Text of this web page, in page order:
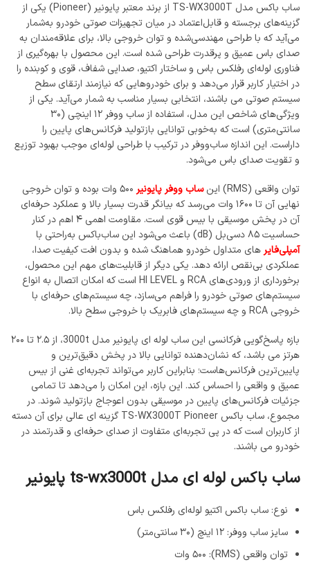
ساب باکس مدل TS-WX3000T از برند معتبر پایونیر (Pioneer) یکی از
گزینه‌های برجسته و قابل‌اعتماد در میان تجهیزات صوتی خودرو به‌شمار
می‌آید که با طراحی مهندسی‌شده و توان خروجی بالا، برای علاقه‌مندان به
صدای باس عمیق و پرقدرت طراحی شده است. این محصول با بهره‌گیری از
فناوری لوله‌ای رفلکس باس و ساختار اکتیو، صدایی شفاف، قوی و کوبنده را
در اختیار کاربر قرار می‌دهد و برای خودروهایی که نیازمند ارتقای سطح
سیستم صوتی می باشند، انتخابی بسیار مناسب به شمار می‌آید. یکی از
ویژگی‌های شاخص این مدل، استفاده از ساب ووفر ۱۲ اینچی (۳۰
سانتی‌متری) است که به‌خوبی توانایی بازتولید فرکانس‌های پایین را
داراست. این اندازه ساب‌ووفر در ترکیب با طراحی لوله‌ای موجب بهبود توزیع
و تقویت صدای باس می‌شود.
توان واقعی (RMS) این
ساب ووفر پایونیر
۵۰۰ وات بوده و توان خروجی
نهایی آن تا ۱۶۰۰ وات می‌رسد که بیانگر قدرت بسیار بالا و عملکرد حرفه‌ای
آن در پخش موسیقی با بیس قوی است. مقاومت اهمی ۴ اهم در کنار
حساسیت ۸۵ دسی‌بل (dB) باعث می‌شود این ساب‌باکس به‌راحتی با
آمپلی‌فایرهای متداول خودرو هماهنگ شده و بدون افت کیفیت صدا،
عملکردی بی‌نقص ارائه دهد. یکی دیگر از قابلیت‌های مهم این محصول،
برخورداری از ورودی‌های RCA و HI LEVEL است که امکان اتصال به انواع
سیستم‌های صوتی خودرو را فراهم می‌سازد، چه سیستم‌های حرفه‌ای با
خروجی RCA و چه سیستم‌های فابریک با خروجی سطح بالا.
بازه پاسخ‌گویی فرکانسی این ساب‌ لوله ای پایونیر مدل 3000t، از ۲.۵ تا ۲۰۰
هرتز می باشد، که نشان‌دهنده توانایی بالا در پخش دقیق‌ترین و
پایین‌ترین فرکانس‌هاست؛ بنابراین کاربر می‌تواند تجربه‌ای غنی از بیس
عمیق و واقعی را احساس کند. این بازه، این امکان را می‌دهد تا تمامی
جزئیات فرکانس‌های پایین در موسیقی بدون اعوجاج بازتولید شوند. در
مجموع، ساب باکس TS-WX3000T Pioneer گزینه ای عالی برای آن دسته
از کاربران است که در پی تجربه‌ای متفاوت از صدای حرفه‌ای و قدرتمند در
خودرو می باشند.
ساب باکس لوله ای مدل ts-wx3000t پایونیر
نوع: ساب باکس اکتیو لوله‌ای رفلکس باس
سایز ساب ووفر: ۱۲ اینچ (۳۰ سانتی‌متر)
توان واقعی (RMS): ۵۰۰ وات